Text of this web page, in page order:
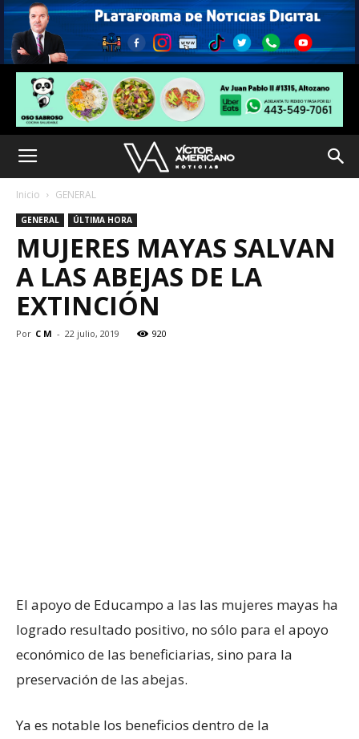
Inicio GENERAL
GENERAL ÚLTIMA HORA
MUJERES MAYAS SALVAN
A LAS ABEJAS DE LA
EXTINCIÓN
Por C M - 22 julio, 2019 920
El apoyo de Educampo a las las mujeres mayas ha
logrado resultado positivo, no sólo para el apoyo
económico de las beneficiarias, sino para la
preservación de las abejas.
Ya es notable los beneficios dentro de la